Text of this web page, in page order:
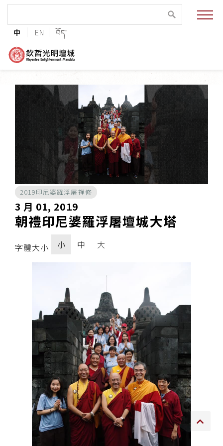
中 EN བོད་
緣起與願景
法王與上師的祝福
護持協會
巴麥欽哲傳承
第三世巴麥欽哲仁波切
傳承上師授證
專書與譯著
*巴麥寺與麥青寺的聯合聲明
尊貴上師珍寶開示
巴麥欽哲珍寶開示
前行開示文集
媒體影音集
2019印尼婆羅浮屠禪修
3 月 01, 2019
朝禮印尼婆羅浮屠壇城大塔
字體大小 小 中 大